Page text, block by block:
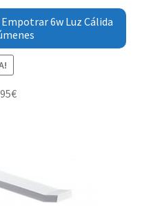
6w Luz Cálida
€